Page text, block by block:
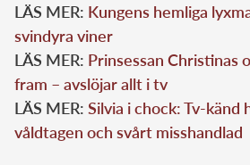
LÄS MER: Kungens hemliga
svindyra viner
LÄS MER: Prinsessan Christinas
fram – avslöjar allt i tv
LÄS MER: Silvia i chock: Tv-känd
våldtagen och svårt misshandlad